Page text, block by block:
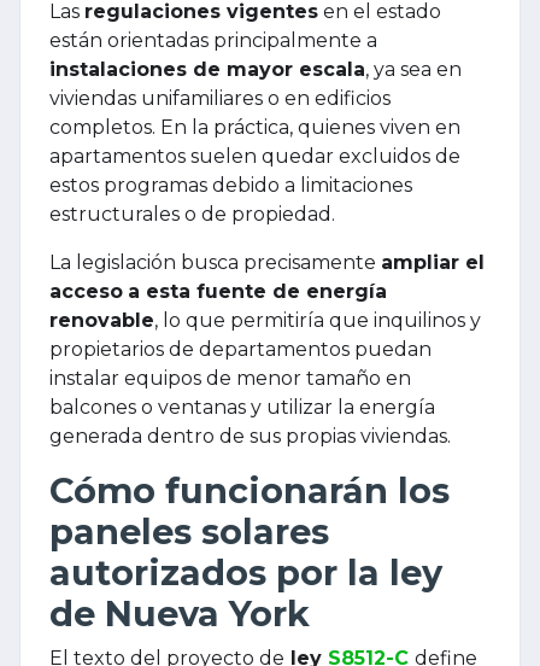
Las regulaciones vigentes en el estado
están orientadas principalmente a
instalaciones de mayor escala, ya sea en
viviendas unifamiliares o en edificios
completos. En la práctica, quienes viven en
apartamentos suelen quedar excluidos de
estos programas debido a limitaciones
estructurales o de propiedad.
La legislación busca precisamente ampliar el
acceso a esta fuente de energía
renovable, lo que permitiría que inquilinos y
propietarios de departamentos puedan
instalar equipos de menor tamaño en
balcones o ventanas y utilizar la energía
generada dentro de sus propias viviendas.
Cómo funcionarán los
paneles solares
autorizados por la ley
de Nueva York
El texto del proyecto de ley S8512-C define